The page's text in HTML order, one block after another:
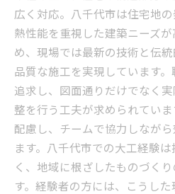
広く対応。八千代市は住宅地
熱性能を重視した建築ニーズ
め、現場では最新の技術と伝
品質な施工を実現しています
追求し、図面通りだけでなく
整を行う工夫が求められてい
配慮し、チームで協力しなが
ます。八千代市での大工経験
く、地域に根ざしたものづく
す。経験者の方には、こうし